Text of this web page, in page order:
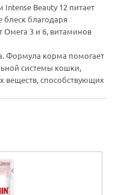
Beauty 12 питает
блеск благодаря
3 и 6, витаминов
Формула корма помогает
системы кошки,
способствующих